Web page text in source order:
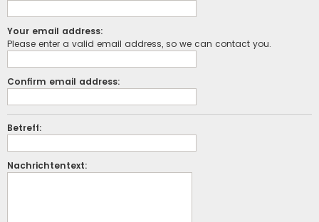
Your email address:
Please enter a valid email address, so we can contact you.
Confirm email address:
Betreff:
Nachrichtentext: